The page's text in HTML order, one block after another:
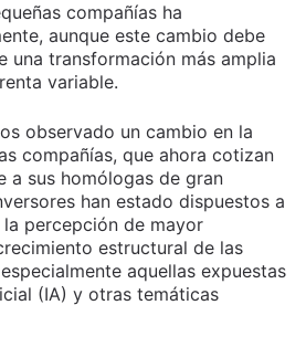
compañías ha
aunque este cambio debe
una transformación más amplia
variable.
observado un cambio en la
compañías, que ahora cotizan
a sus homólogas de gran
han estado dispuestos a
percepción de mayor
estructural de las
aquellas expuestas
(IA) y otras temáticas